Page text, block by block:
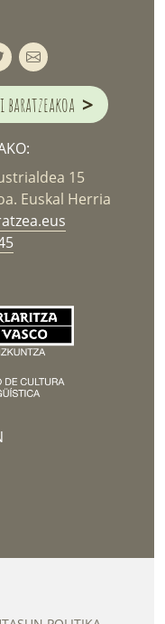
baratzeakoa >
15
Euskal Herria